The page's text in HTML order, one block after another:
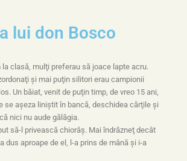
lui don Bosco
clasă, mulţi preferau să joace lapte acru.
şi mai puţin silitori erau campionii
Un băiat, venit de puţin timp, de vreo 15 ani,
se aşeza liniştit în bancă, deschidea cărţile şi
nici nu aude gălăgia.
să-l privească chiorâş. Mai îndrăzneţ decât
dus aproape de el, l-a prins de mână şi i-a